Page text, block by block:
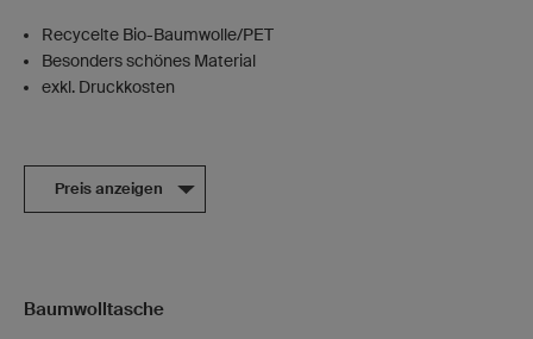
Recycelte Bio-Baumwolle/PET
Besonders schönes Material
exkl. Druckkosten
Preis anzeigen
Baumwolltasche